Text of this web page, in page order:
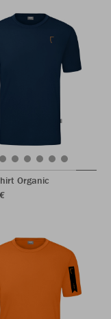
Organic